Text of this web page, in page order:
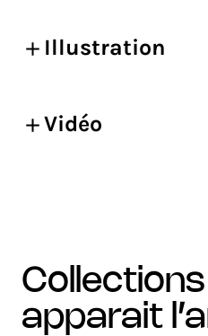
Illustration
Vidéo
collections où
apparait